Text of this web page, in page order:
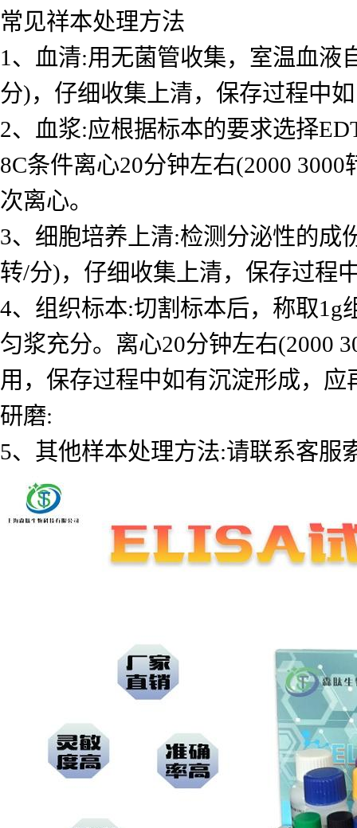
常见祥本处理方法
1、血清:用无菌管收集，室温血液
分)，仔细收集上清，保存过程中
2、血浆:应根据标本的要求选择
8C条件离心20分钟左右(2000
次离心。
3、细胞培养上清:检测分泌性的成
转/分)，仔细收集上清，保存过程
4、组织标本:切割标本后，称取1g
匀浆充分。离心20分钟左右(2000
用，保存过程中如有沉淀形成，
研磨:
5、其他样本处理方法:请联系客服